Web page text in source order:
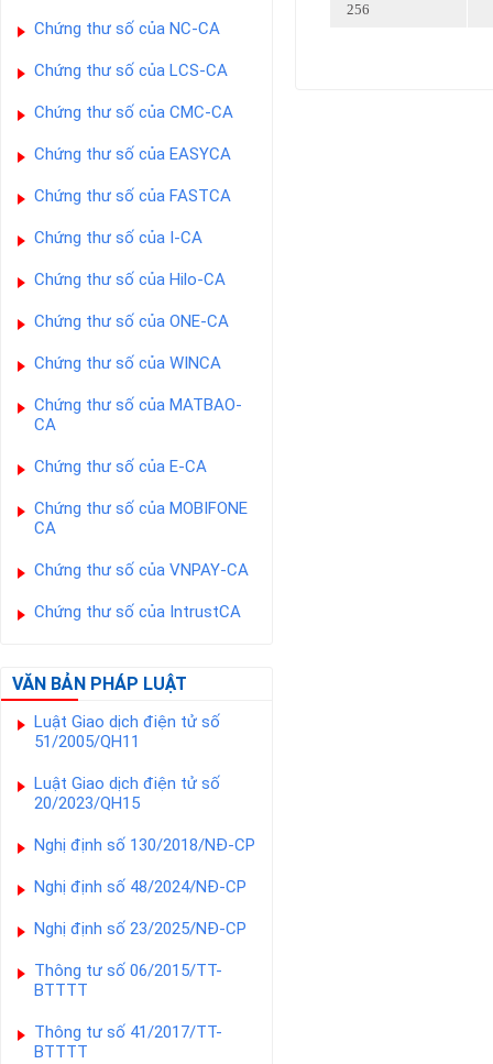
Chứng thư số của NC-CA
Chứng thư số của LCS-CA
Chứng thư số của CMC-CA
Chứng thư số của EASYCA
Chứng thư số của FASTCA
Chứng thư số của I-CA
Chứng thư số của Hilo-CA
Chứng thư số của ONE-CA
Chứng thư số của WINCA
Chứng thư số của MATBAO-
CA
Chứng thư số của E-CA
Chứng thư số của MOBIFONE
CA
Chứng thư số của VNPAY-CA
Chứng thư số của IntrustCA
VĂN BẢN PHÁP LUẬT
Luật Giao dịch điện tử số
51/2005/QH11
Luật Giao dịch điện tử số
20/2023/QH15
Nghị định số 130/2018/NĐ-CP
Nghị định số 48/2024/NĐ-CP
Nghị định số 23/2025/NĐ-CP
Thông tư số 06/2015/TT-
BTTTT
Thông tư số 41/2017/TT-
BTTTT
256